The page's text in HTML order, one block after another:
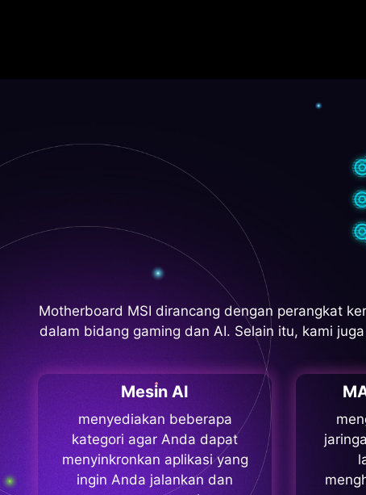
Motherboard MSI dirancang dengan perangkat
dalam bidang gaming dan AI. Selain itu, kami
Mesin AI
menyediakan beberapa
kategori agar Anda dapat
menyinkronkan aplikasi yang
ingin Anda jalankan dan